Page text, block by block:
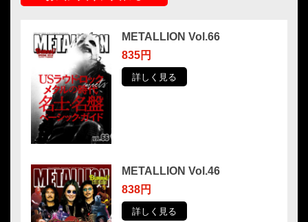
METALLION Vol.66
835円
詳しく見る
METALLION Vol.46
838円
詳しく見る